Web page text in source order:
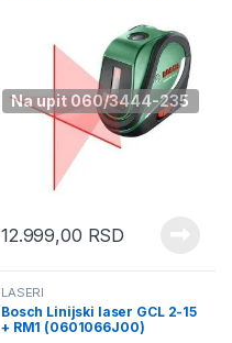
Na upit 060/3444-235
12.999,00 RSD
LASERI
Bosch Linijski laser GCL 2-15
+ RM1 (0601066J00)